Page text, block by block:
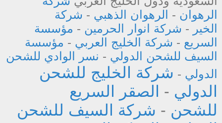
الرهوان - الرهوان الذهبي - شركة
الخير - شركة انوار الحرمين - مؤسسة
السريع - شركة الخليج العربي - مؤسسة
السيف للشحن الدولي - نسر الوادي للشحن
الدولي - شركة الخليج للشحن
الدولي -
الصقر السريع
للشحن - شركة السيف للشحن